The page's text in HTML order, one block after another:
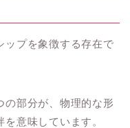
ップを象徴する存在で
の部分が、物理的な形
意味しています。